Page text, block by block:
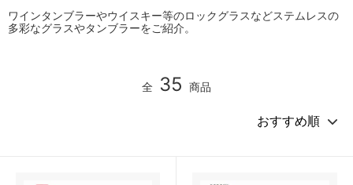
ワインタンブラーやウイスキー等のロックグラスなどステムレスの
多彩なグラスやタンブラーをご紹介。
全 35 商品